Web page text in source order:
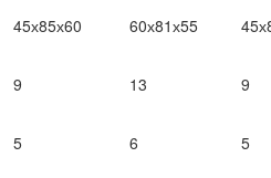
45х85х60 60х81х55
9 13 9
5 6 5